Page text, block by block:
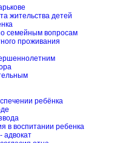
жительства детей
семейным вопросам
проживания
ребёнка
в воспитании ребенка
адвокат